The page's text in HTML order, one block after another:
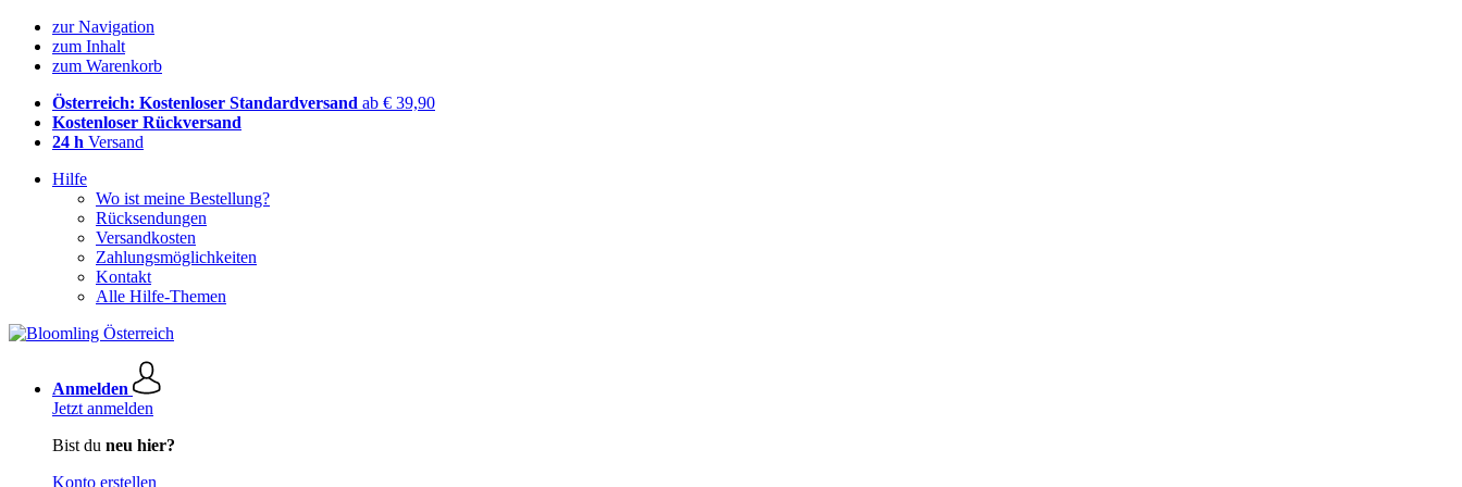
zur Navigation
zum Inhalt
zum Warenkorb
Österreich: Kostenloser Standardversand ab € 39,90
Kostenloser Rückversand
24 h Versand
Hilfe
Wo ist meine Bestellung?
Rücksendungen
Versandkosten
Zahlungsmöglichkeiten
Kontakt
Alle Hilfe-Themen
Anmelden
Jetzt anmelden
Bist du neu hier?
Konto erstellen